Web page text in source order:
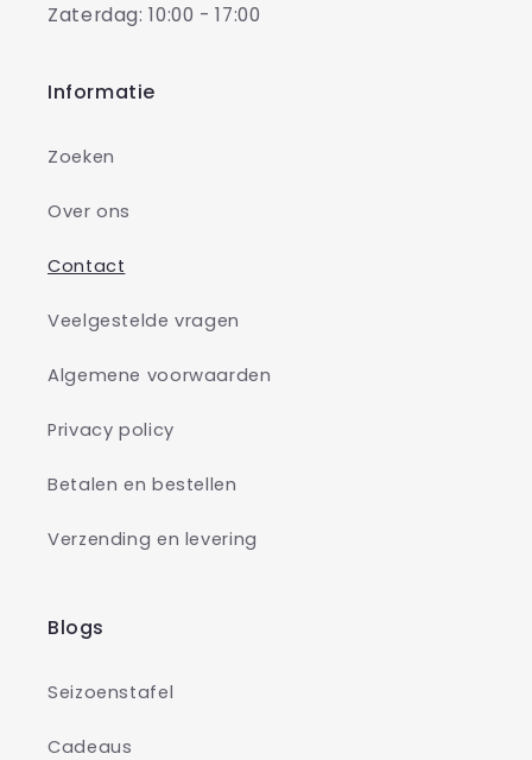
Zaterdag: 10:00 - 17:00
Informatie
Zoeken
Over ons
Contact
Veelgestelde vragen
Algemene voorwaarden
Privacy policy
Betalen en bestellen
Verzending en levering
Blogs
Seizoenstafel
Cadeaus